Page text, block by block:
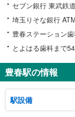
セブン銀行 東武鉄
埼玉りそな銀行
豊春ステーション
とよはる歯科まで
豊春駅の情報
駅設備